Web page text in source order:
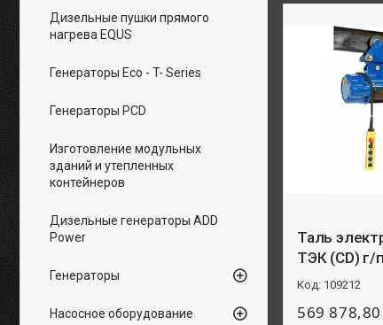
Таль
ТЭК (CD) г/
109212
569
Дизельные пушки прямого
нагрева EQUS
Генераторы Eco - T- Series
Генераторы PCD
Изготовление модульных
зданий и утепленных
контейнеров
Дизельные генераторы ADD
Power
Генераторы
Насосное оборудование